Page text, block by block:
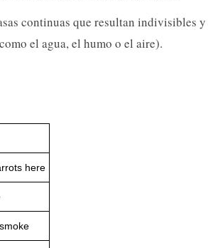
continuas que resultan indivisibles y
el agua, el humo o el aire).
here